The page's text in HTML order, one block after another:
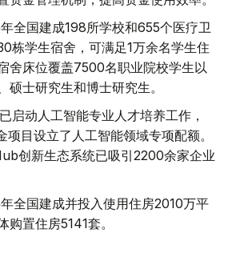
全国建成198所学校和655个医疗卫
栋学生宿舍，可满足1万余名学生住
舍床位覆盖7500名职业院校学生以
硕士研究生和博士研究生。
启动人工智能专业人才培养工作，
项目设立了人工智能领域专项配额。
创新生态系统已吸引2200余家企业
全国建成并投入使用住房2010万平
置住房5141套。